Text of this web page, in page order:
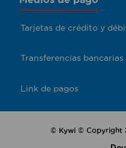
Tarjetas de crédito y
Transferencias bancarias
Link de pagos
© Kywi © Copyright